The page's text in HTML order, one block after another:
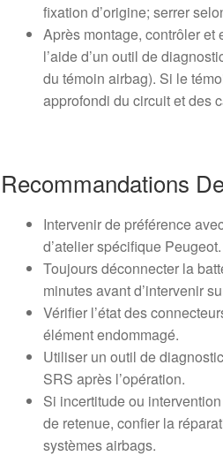
fixation d’origine; serrer
Après montage, contrôler
l’aide d’un outil de
du témoin airbag). Si le
approfondi du circuit et des
Recommandations
Intervenir de préférence
d’atelier spécifique Peugeot.
Toujours déconnecter la
minutes avant d’intervenir
Vérifier l’état des
élément endommagé.
Utiliser un outil de
SRS après l’opération.
Si incertitude ou
de retenue, confier la
systèmes airbags.